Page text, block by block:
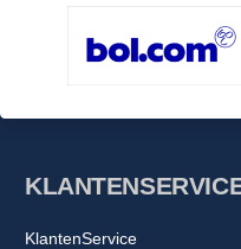
KlantenService